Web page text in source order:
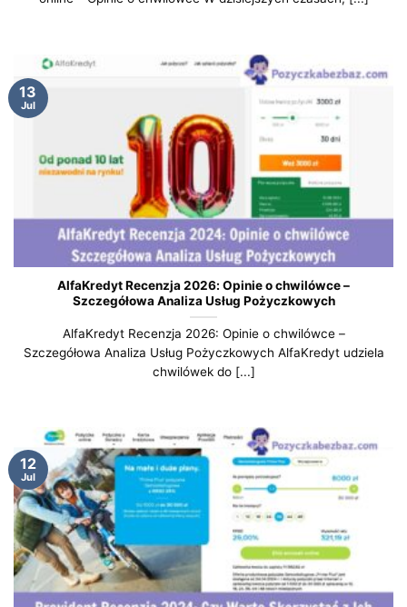
AlfaKredyt Recenzja 2026: Opinie o chwilówce –
Szczegółowa Analiza Usług Pożyczkowych
AlfaKredyt Recenzja 2026: Opinie o chwilówce –
Szczegółowa Analiza Usług Pożyczkowych AlfaKredyt udziela
chwilówek do [...]
13
Jul
12
Jul